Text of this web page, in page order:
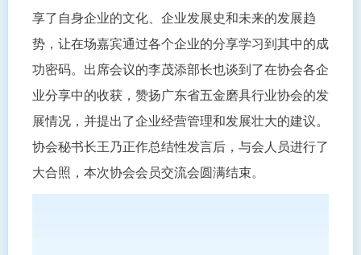
享了自身企业的文化、企业发展史和未来的发展趋
势，让在场嘉宾通过各个企业的分享学习到其中的成
功密码。出席会议的李茂添部长也谈到了在协会各企
业分享中的收获，赞扬广东省五金磨具行业协会的发
展情况，并提出了企业经营管理和发展壮大的建议。
协会秘书长王乃正作总结性发言后，与会人员进行了
大合照，本次协会会员交流会圆满结束。